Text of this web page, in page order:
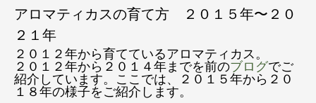
アロマティカスの育て方 ２０１５年〜２０
２１年
２０１２年から育てているアロマティカス。
２０１２年から２０１４年までを前のブログでご
紹介しています。ここでは、２０１５年から２０
１８年の様子をご紹介します。